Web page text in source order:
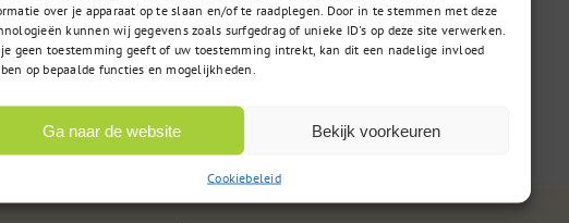
over je apparaat op te slaan en/of te raadplegen. Door in te stemmen met deze
kunnen wij gegevens zoals surfgedrag of unieke ID's op deze site verwerken.
geen toestemming geeft of uw toestemming intrekt, kan dit een nadelige invloed
op bepaalde functies en mogelijkheden.
Ga naar de website Bekijk voorkeuren
Cookiebeleid
EA, de Melker HE, van der Ende A, Vlaminckx BJ, Knol
IPD and bacteremic versus non-bacteremic
Vaccine. 2017;35(14):1749-57)